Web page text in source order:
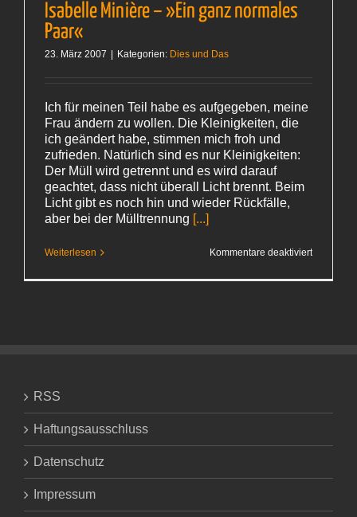
Isabelle Minière – »Ein ganz normales
Paar«
23. März 2007 Kategorien: Dies und Das
Ich für meinen Teil habe es aufgegeben, meine
Frau ändern zu wollen. Die Kleinigkeiten, die
ich geändert habe, stimmen mich froh und
zufrieden. Natürlich sind es nur Kleinigkeiten:
Der Müll wird getrennt und es wird darauf
geachtet, dass nicht überall Licht brennt. Beim
Licht gibt es noch hin und wieder Rückfälle,
aber bei der Mülltrennung [...]
Weiterlesen Kommentare deaktiviertfür
RSS
Haftungsausschluss
Datenschutz
Impressum